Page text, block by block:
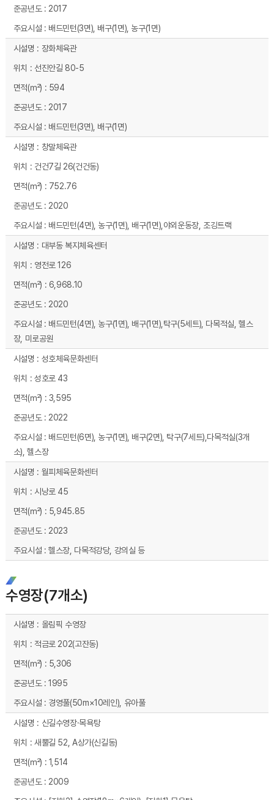
2017
배드민턴(3면), 배구(1면), 농구(1면)
장화체육관
선진안길 80-5
594
2017
배드민턴(3면), 배구(1면)
창말체육관
건건7길 26(건건동)
752.76
2020
배드민턴(4면), 농구(1면), 배구(1면),야외운동장, 조깅트랙
대부동 복지체육센터
영전로 126
6,968.10
2020
배드민턴(4면), 농구(1면), 배구(1면),탁구(5세트), 다목적실, 헬스
장, 미로공원
성호체육문화센터
성호로 43
3,595
2022
배드민턴(6면), 농구(1면), 배구(2면), 탁구(7세트),다목적실(3개
소), 헬스장
월피체육문화센터
시낭로 45
5,945.85
2023
헬스장, 다목적강당, 강의실 등
수영장(7개소)
올림픽 수영장
적금로 202(고잔동)
5,306
1995
경영풀(50m×10레인), 유아풀
신길수영장·목욕탕
새뿔길 52, A상가(신길동)
1,514
2009